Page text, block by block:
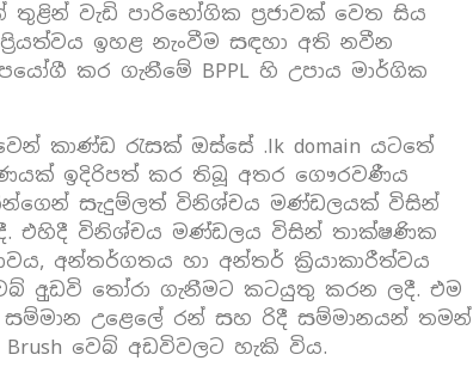
වැඩි පාරිභෝගික ප්‍රජාවක් වෙත සිය
ඉහළ නැංවීම සඳහා අති නවීන
කර ගැනීමේ BPPL හි උපාය මාර්ගික
කාණ්ඩ රැසක් ඔස්සේ .lk domain යටතේ
ඉදිරිපත් කර තිබූ අතර ගෞරවණීය
සැදුම්ලත් විනිශ්චය මණ්ඩලයක් විසින්
එහිදී විනිශ්චය මණ්ඩලය විසින් තාක්ෂණික
අන්තර්ගතය හා අන්තර් ක්‍රියාකාරීත්වය
අුඩවි තෝරා ගැනීමට කටයුතු කරන ලදී. එම
උළෙලේ රන් සහ රිදී සම්මානයන් තමන්
Brush වෙබ් අඩවිවලට හැකි විය.